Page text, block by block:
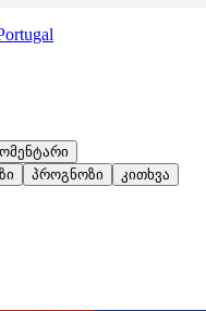
პროგნოზი კითხვა